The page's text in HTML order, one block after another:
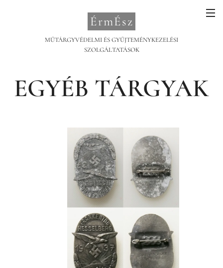
ÉrmÉsz
MŰTÁRGYVÉDELMI ÉS GYŰJTEMÉNYKEZELÉSI
SZOLGÁLTATÁSOK
EGYÉB TÁRGYAK